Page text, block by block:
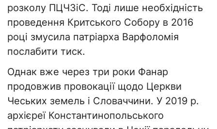
розколу ПЦЧЗіС. Тоді лише необхідність
проведення Критського Собору в 2016
році змусила патріарха Варфоломія
послабити тиск.
Однак вже через три роки Фанар
продовжив провокації щодо Церкви
Чеських земель і Словаччини. У 2019 р.
архієреї Константинопольського